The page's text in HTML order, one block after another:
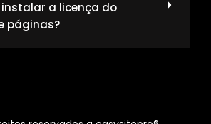
instalar a licença do
páginas?